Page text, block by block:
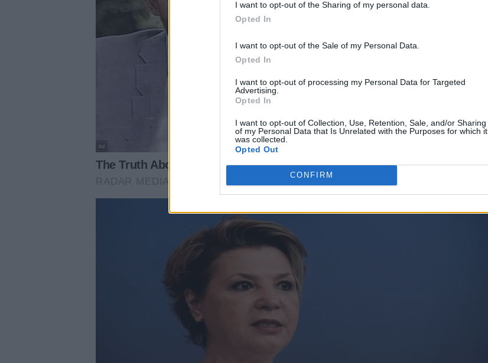
I want to opt-out of the Sharing of my personal data.
Opted In
I want to opt-out of the Sale of my Personal Data.
Opted In
I want to opt-out of processing my Personal Data for Targeted
Advertising.
Opted In
I want to opt-out of Collection, Use, Retention, Sale, and/or Sharing
of my Personal Data that Is Unrelated with the Purposes for which it
was collected.
Opted Out
CONFIRM